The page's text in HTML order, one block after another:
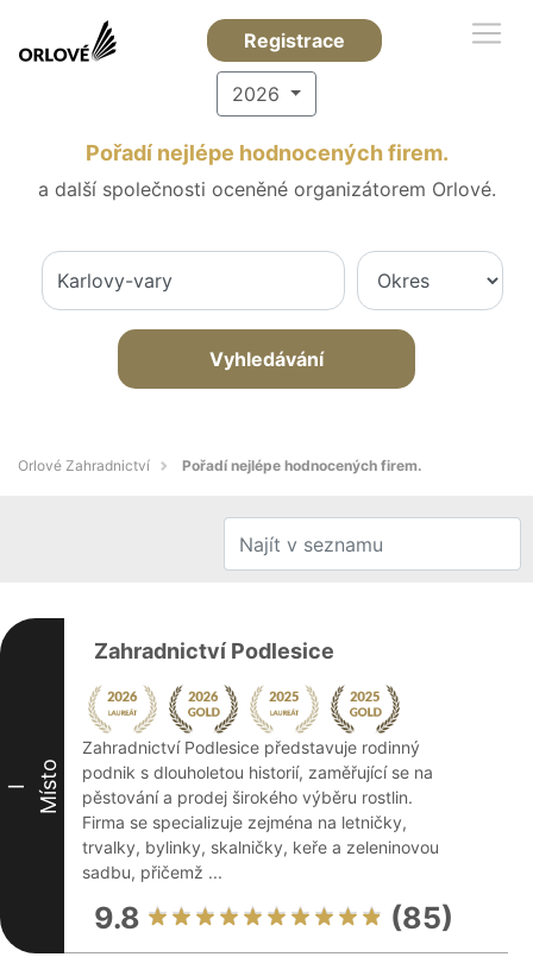
Registrace
2026
Pořadí nejlépe hodnocených firem.
a další společnosti oceněné organizátorem Orlové.
Vyhledávání
Orlové Zahradnictví Pořadí nejlépe hodnocených firem.
I Místo
Zahradnictví Podlesice
Zahradnictví Podlesice představuje rodinný
podnik s dlouholetou historií, zaměřující se na
pěstování a prodej širokého výběru rostlin.
Firma se specializuje zejména na letničky,
trvalky, bylinky, skalničky, keře a zeleninovou
sadbu, přičemž ...
9.8 (85)